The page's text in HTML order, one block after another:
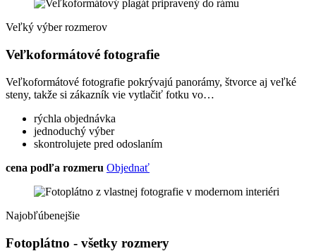
Veľký výber rozmerov
Veľkoformátové fotografie
Veľkoformátové fotografie pokrývajú panorámy, štvorce aj veľké
steny, takže si zákazník vie vytlačiť fotku vo…
rýchla objednávka
jednoduchý výber
skontrolujete pred odoslaním
cena podľa rozmeru Objednať
Najobľúbenejšie
Fotoplátno - všetky rozmery